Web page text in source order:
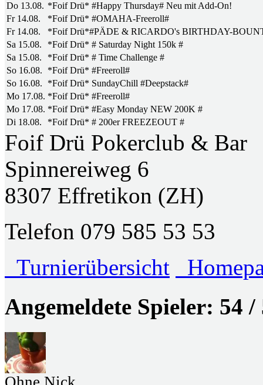
Do 13.08. *Foif Drü* #Happy Thursday# Neu mit Add-On!
Fr 14.08.
*Foif Drü* #OMAHA-Freeroll#
Fr 14.08.
*Foif Drü*#PÄDE & RICARDO's BIRTHDAY-
Sa 15.08.
*Foif Drü* # Saturday Night 150k #
Sa 15.08.
*Foif Drü* # Time Challenge #
So 16.08.
*Foif Drü* #Freeroll#
So 16.08.
*Foif Drü* SundayChill #Deepstack#
Mo 17.08. *Foif Drü* #Freeroll#
Mo 17.08. *Foif Drü* #Easy Monday NEW 200K #
Di 18.08.
*Foif Drü* # 200er FREEZEOUT #
Foif Drü Pokerclub & Bar
Spinnereiweg 6
8307 Effretikon (ZH)
Telefon 079 585 53 53
Turnierübersicht
Angemeldete Spieler: 54 /